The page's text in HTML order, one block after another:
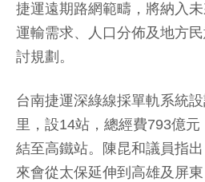
捷運遠期路網範疇，將納入未
運輸需求、人口分佈及地方
討規劃。
台南捷運深綠線採單軌系統
里，設14站，總經費793億
結至高鐵站。陳昆和議員指
來會從太保延伸到高雄及屏